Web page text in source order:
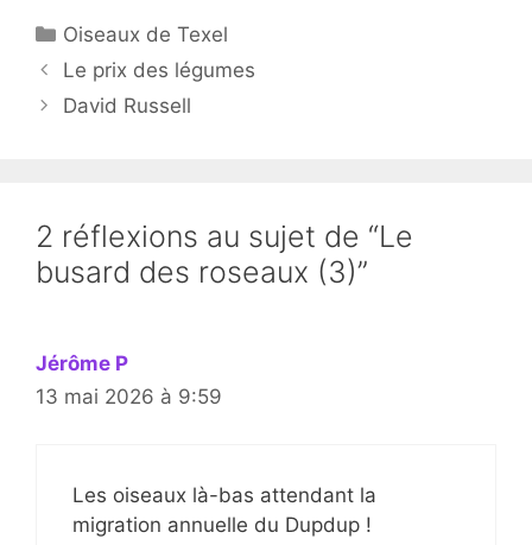
Catégories
Oiseaux de Texel
Le prix des légumes
David Russell
2 réflexions au sujet de “Le
busard des roseaux (3)”
Jérôme P
13 mai 2026 à 9:59
Les oiseaux là-bas attendant la
migration annuelle du Dupdup !